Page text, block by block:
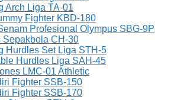
Arch Liga TA-01
Fighter KBD-180
Profesional Olympus SBG-9P
Sepakbola CH-30
Hurdles Set Liga STH-5
Hurdles Liga SAH-45
LMC-01 Athletic
Fighter SSB-150
Fighter SSB-170